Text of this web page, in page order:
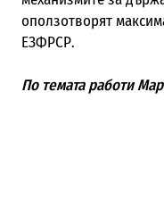
оползотворят
ЕЗФРСР.
По темата работи